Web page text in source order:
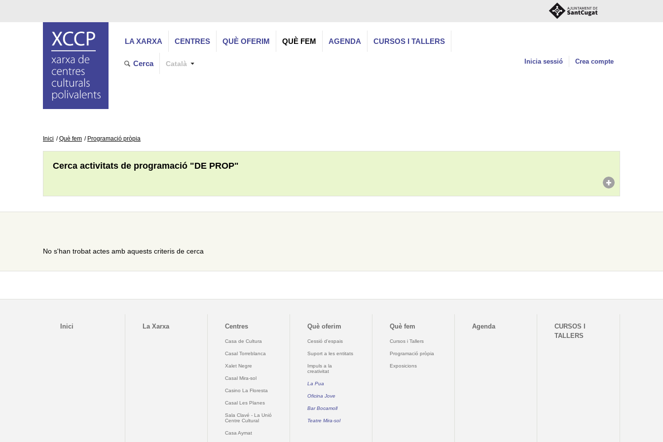
LA XARXA CENTRES QUÈ OFERIM QUÈ FEM AGENDA CURSOS I TALLERS
Cerca Català Inicia sessió Crea compte
Inici Què fem Programació pròpia
Cerca activitats de programació "DE PROP"
No s'han trobat actes amb aquests criteris de cerca
Inici La Xarxa Centres
Casa de Cultura
Casal Torreblanca
Xalet Negre
Casal Mira-sol
Casino La Floresta
Casal Les Planes
Sala Clavé - La Unió
Centre Cultural
Casa Aymat
Què oferim
Cessió d'espais
Suport a les entitats
Impuls a la
creativitat
La Pua
Oficina Jove
Bar Bocamoll
Teatre Mira-sol
Què fem
Cursos i Tallers
Programació pròpia
Exposicions
Agenda
CURSOS I
TALLERS